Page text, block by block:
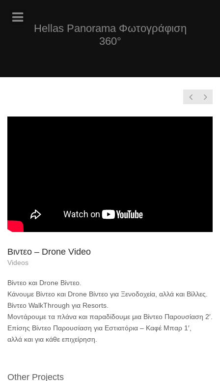
Hellas Panorama Φωτογράφιση
360°
Βιντεο – Drone Video
Videos
Βίντεο και Drone Βίντεο.
Κάνουμε Βίντεο και Drone Βίντεο για Ξενοδοχεία, αλλά και Βίλλες.
Βίντεο WalkThrough για Resorts.
Μοντάρουμε τα πλάνα και παραδίδουμε μια Βίντεο Παρουσίαση 2′.
Επίσης Βίντεο Παρουσίαση για Εστιατόρια – Καφέ Μπαρ 1′,
αλλά και για κάθε επιχείρηση.
Other Projects